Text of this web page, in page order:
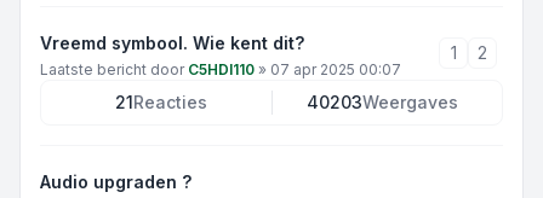
Vreemd symbool. Wie kent dit?
Laatste bericht door C5HDI110 » 07 apr 2025 00:07
1 2
21Reacties 40203Weergaves
Audio upgraden ?